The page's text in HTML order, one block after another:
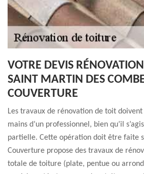
VOTRE DEVIS
SAINT MARTIN DES
COUVERTURE
Les travaux de rénovation de toit
mains d’un professionnel, bien qu’il
partielle. Cette opération doit être faite
Couverture propose des travaux de
totale de toiture (plate, pentue ou